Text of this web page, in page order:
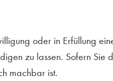
oder in Erfüllung
zu lassen. Sofern
machbar ist.